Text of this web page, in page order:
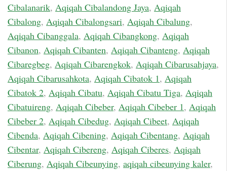
Cibalanarik, Aqiqah Cibalandong Jaya, Aqiqah
Cibalong, Aqiqah Cibalongsari, Aqiqah Cibalung,
Aqiqah Cibanggala, Aqiqah Cibangkong, Aqiqah
Cibanon, Aqiqah Cibanten, Aqiqah Cibanteng, Aqiqah
Cibaregbeg, Aqiqah Cibarengkok, Aqiqah Cibarusahjaya,
Aqiqah Cibarusahkota, Aqiqah Cibatok 1, Aqiqah
Cibatok 2, Aqiqah Cibatu, Aqiqah Cibatu Tiga, Aqiqah
Cibatuireng, Aqiqah Cibeber, Aqiqah Cibeber 1, Aqiqah
Cibeber 2, Aqiqah Cibedug, Aqiqah Cibeet, Aqiqah
Cibenda, Aqiqah Cibening, Aqiqah Cibentang, Aqiqah
Cibentar, Aqiqah Cibereng, Aqiqah Ciberes, Aqiqah
Ciberung, Aqiqah Cibeunying, aqiqah cibeunying kaler,